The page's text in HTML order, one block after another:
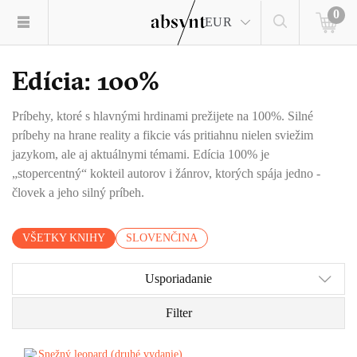
EUR
0
Edícia: 100%
Príbehy, ktoré s hlavnými hrdinami prežijete na 100%. Silné
príbehy na hrane reality a fikcie vás pritiahnu nielen sviežim
jazykom, ale aj aktuálnymi témami. Edícia 100% je
„stopercentný“ kokteil autorov i žánrov, ktorých spája jedno -
človek a jeho silný príbeh.
VŠETKY KNIHY SLOVENČINA
Usporiadanie
Filter